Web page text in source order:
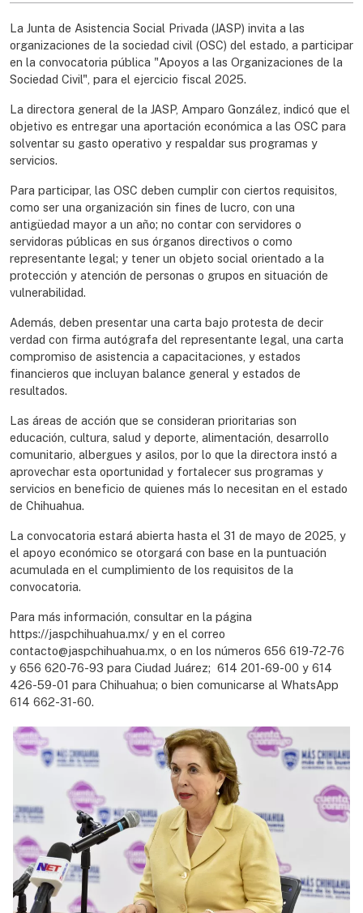
La Junta de Asistencia Social Privada (JASP) invita a las
organizaciones de la sociedad civil (OSC) del estado, a participar
en la convocatoria pública "Apoyos a las Organizaciones de la
Sociedad Civil", para el ejercicio fiscal 2025.
La directora general de la JASP, Amparo González, indicó que el
objetivo es entregar una aportación económica a las OSC para
solventar su gasto operativo y respaldar sus programas y
servicios.
Para participar, las OSC deben cumplir con ciertos requisitos,
como ser una organización sin fines de lucro, con una
antigüedad mayor a un año; no contar con servidores o
servidoras públicas en sus órganos directivos o como
representante legal; y tener un objeto social orientado a la
protección y atención de personas o grupos en situación de
vulnerabilidad.
Además, deben presentar una carta bajo protesta de decir
verdad con firma autógrafa del representante legal, una carta
compromiso de asistencia a capacitaciones, y estados
financieros que incluyan balance general y estados de
resultados.
Las áreas de acción que se consideran prioritarias son
educación, cultura, salud y deporte, alimentación, desarrollo
comunitario, albergues y asilos, por lo que la directora instó a
aprovechar esta oportunidad y fortalecer sus programas y
servicios en beneficio de quienes más lo necesitan en el estado
de Chihuahua.
La convocatoria estará abierta hasta el 31 de mayo de 2025, y
el apoyo económico se otorgará con base en la puntuación
acumulada en el cumplimiento de los requisitos de la
convocatoria.
Para más información, consultar en la página
https://jaspchihuahua.mx/ y en el correo
contacto@jaspchihuahua.mx, o en los números 656 619-72-76
y 656 620-76-93 para Ciudad Juárez; 614 201-69-00 y 614
426-59-01 para Chihuahua; o bien comunicarse al WhatsApp
614 662-31-60.